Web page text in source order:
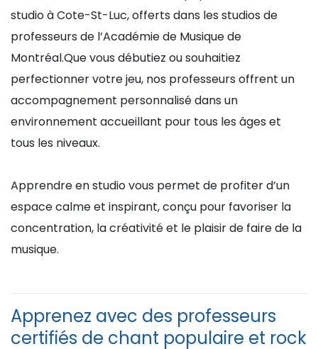
studio à Cote-St-Luc, offerts dans les studios de
professeurs de l’Académie de Musique de
Montréal.Que vous débutiez ou souhaitiez
perfectionner votre jeu, nos professeurs offrent un
accompagnement personnalisé dans un
environnement accueillant pour tous les âges et
tous les niveaux.
Apprendre en studio vous permet de profiter d’un
espace calme et inspirant, conçu pour favoriser la
concentration, la créativité et le plaisir de faire de la
musique.
Apprenez avec des professeurs
certifiés de chant populaire et rock